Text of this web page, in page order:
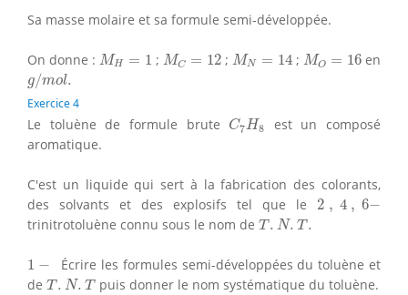
Sa masse molaire et sa formule semi-développée.
On donne :MH = 1
MH ; MC = 12
MC 12 ; MN = 14
MN 14 ; MO = 16
MO 16 en
g/mol.
g /m ol
Exercice 4
Le toluène de formule brute C7H8
C7 H
est un composé
aromatique.
C'est un liquide qui sert à la fabrication des colorants,
des solvants et des explosifs tel que le 2 , 4 , 6−
2 4, −
trinitrotoluène connu sous le nom de T . N. T.
T. N.T .
1 −
1
Écrire les formules semi-développées du toluène et
de T . N. T
T. N.T puis donner le nom systématique du toluène.